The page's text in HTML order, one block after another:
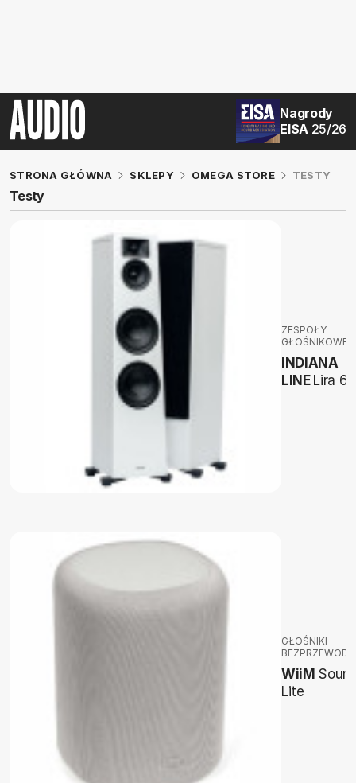
Nagrody
EISA 25/26
STRONA GŁÓWNA SKLEPY OMEGA STORE TESTY
Testy
ZESPOŁY
GŁOŚNIKOWE
INDIANA
LINE Lira 6
GŁOŚNIKI
WiiM
Lite